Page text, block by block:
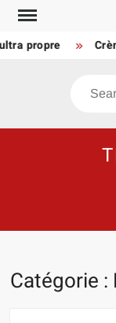
Skip
content
propre Crème
Search
Catégorie :